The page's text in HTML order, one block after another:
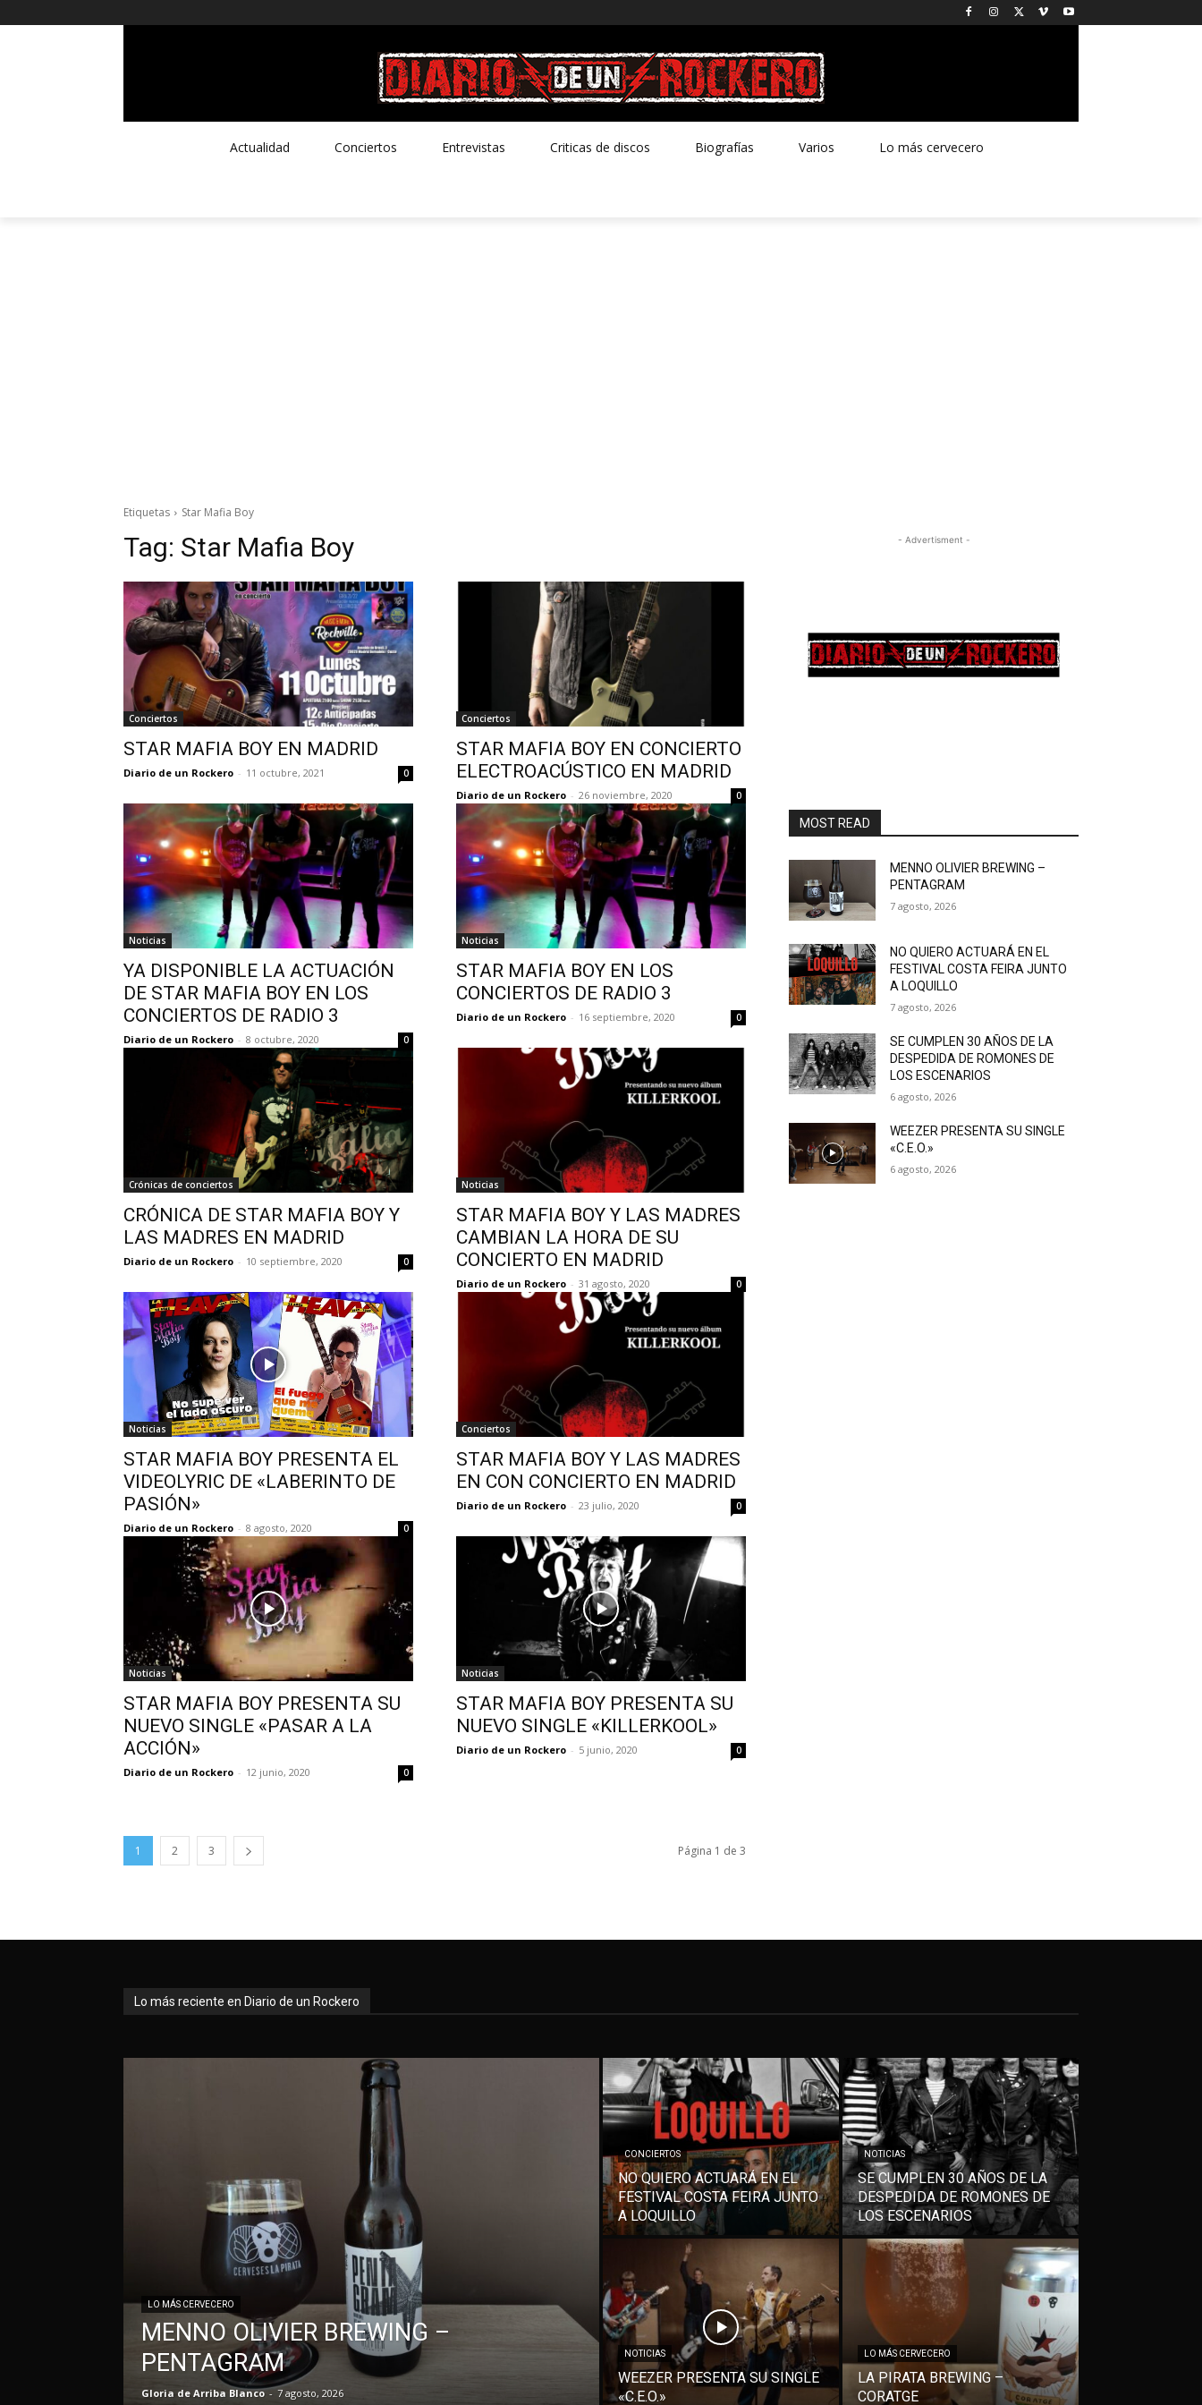
Actualidad Conciertos Entrevistas Criticas de discos Biografías Varios Lo más cervecero
Etiquetas Star Mafia Boy
Tag: Star Mafia Boy
Conciertos
STAR MAFIA BOY EN MADRID
Diario de un Rockero - 11 octubre, 2021 0
Conciertos
STAR MAFIA BOY EN CONCIERTO
ELECTROACÚSTICO EN MADRID
Diario de un Rockero - 26 noviembre, 2020 0
Noticias
YA DISPONIBLE LA ACTUACIÓN
DE STAR MAFIA BOY EN LOS
CONCIERTOS DE RADIO 3
Diario de un Rockero - 8 octubre, 2020 0
Noticias
STAR MAFIA BOY EN LOS
CONCIERTOS DE RADIO 3
Diario de un Rockero - 16 septiembre, 2020 0
Crónicas de conciertos
CRÓNICA DE STAR MAFIA BOY Y
LAS MADRES EN MADRID
Diario de un Rockero - 10 septiembre, 2020 0
Noticias
STAR MAFIA BOY Y LAS MADRES
CAMBIAN LA HORA DE SU
CONCIERTO EN MADRID
Diario de un Rockero - 31 agosto, 2020 0
Noticias
STAR MAFIA BOY PRESENTA EL
VIDEOLYRIC DE «LABERINTO DE
PASIÓN»
Diario de un Rockero - 8 agosto, 2020 0
Conciertos
STAR MAFIA BOY Y LAS MADRES
EN CON CONCIERTO EN MADRID
Diario de un Rockero - 23 julio, 2020 0
Noticias
STAR MAFIA BOY PRESENTA SU
NUEVO SINGLE «PASAR A LA
ACCIÓN»
Diario de un Rockero - 12 junio, 2020 0
Noticias
STAR MAFIA BOY PRESENTA SU
NUEVO SINGLE «KILLERKOOL»
Diario de un Rockero - 5 junio, 2020 0
1 2 3 Página 1 de 3
- Advertisment -
MOST READ
MENNO OLIVIER BREWING –
PENTAGRAM
7 agosto, 2026
NO QUIERO ACTUARÁ EN EL
FESTIVAL COSTA FEIRA JUNTO
A LOQUILLO
7 agosto, 2026
SE CUMPLEN 30 AÑOS DE LA
DESPEDIDA DE ROMONES DE
LOS ESCENARIOS
6 agosto, 2026
WEEZER PRESENTA SU SINGLE
«C.E.O.»
6 agosto, 2026
Lo más reciente en Diario de un Rockero
LO MÁS CERVECERO
MENNO OLIVIER BREWING –
PENTAGRAM
Gloria de Arriba Blanco - 7 agosto, 2026
CONCIERTOS
NO QUIERO ACTUARÁ EN EL
FESTIVAL COSTA FEIRA JUNTO
A LOQUILLO
NOTICIAS
SE CUMPLEN 30 AÑOS DE LA
DESPEDIDA DE ROMONES DE
LOS ESCENARIOS
NOTICIAS
WEEZER PRESENTA SU SINGLE
«C.E.O.»
LO MÁS CERVECERO
LA PIRATA BREWING –
CORATGE